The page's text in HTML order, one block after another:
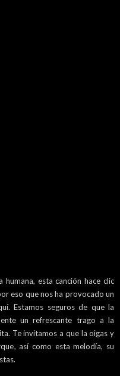
esta canción hace clic
eso que nos ha provocado un
Estamos seguros de que la
un refrescante trago a la
Te invitamos a que la oigas y
así como esta melodía, su